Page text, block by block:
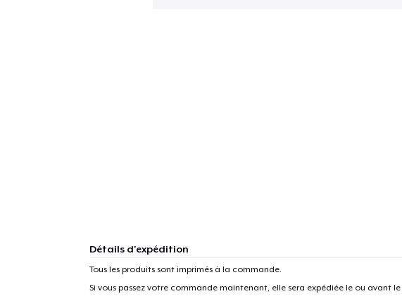
Détails d'expédition
Tous les produits sont imprimés à la commande.
Si vous passez votre commande maintenant, elle sera expédiée le ou avant le